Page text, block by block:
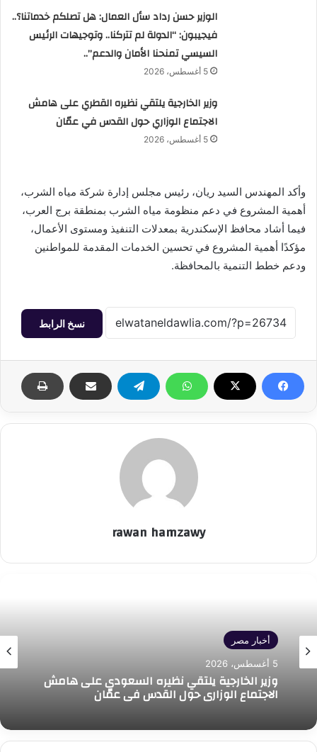
الوزير حسن رداد سأل العمال: هل تصلكم خدماتنا؟..
فيجيبون: “الدولة لم تتركنا.. وتوجيهات الرئيس
السيسي تمنحنا الأمان والدعم”..
5 أغسطس، 2026
وزير الخارجية يلتقي نظيره القطري على هامش
الاجتماع الوزاري حول القدس في عمّان
5 أغسطس، 2026
وأكد المهندس السيد ريان، رئيس مجلس إدارة شركة مياه الشرب،
أهمية المشروع في دعم منظومة مياه الشرب بمنطقة برج العرب،
فيما أشاد محافظ الإسكندرية بمعدلات التنفيذ ومستوى الأعمال،
مؤكدًا أهمية المشروع في تحسين الخدمات المقدمة للمواطنين
ودعم خطط التنمية بالمحافظة.
نسخ الرابط
rawan hamzawy
أخبار مصر
5 أغسطس، 2026
وزير الخارجية يلتقي نظيره السعودي على هامش
الاجتماع الوزاري حول القدس في عمّان